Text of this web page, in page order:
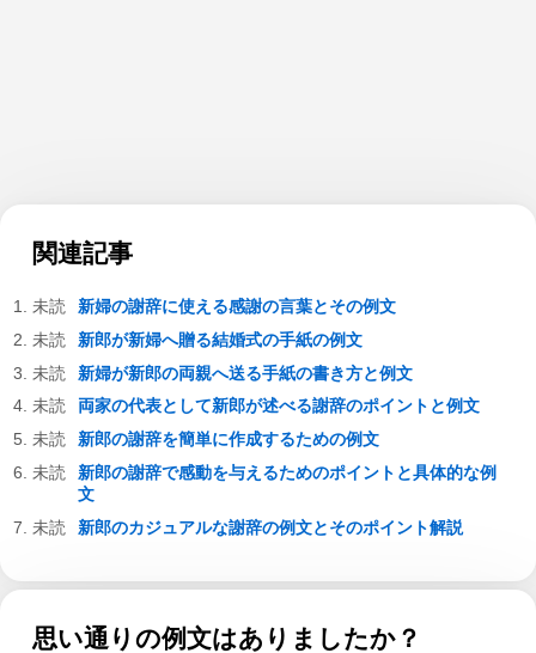
関連記事
新婦の謝辞に使える感謝の言葉とその例文
新郎が新婦へ贈る結婚式の手紙の例文
新婦が新郎の両親へ送る手紙の書き方と例文
両家の代表として新郎が述べる謝辞のポイントと例文
新郎の謝辞を簡単に作成するための例文
新郎の謝辞で感動を与えるためのポイントと具体的な例
文
新郎のカジュアルな謝辞の例文とそのポイント解説
思い通りの例文はありましたか？